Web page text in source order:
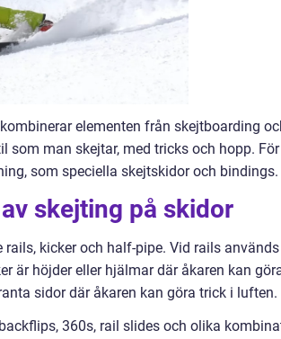
elementen från skejtboarding
som man skejtar, med tricks och hopp.
som speciella skejtskidor och bindings.
skejting på skidor
kicker och half-pipe. Vid rails
är höjder eller hjälmar där åkaren kan
sidor där åkaren kan göra trick i luften.
360s, rail slides och olika